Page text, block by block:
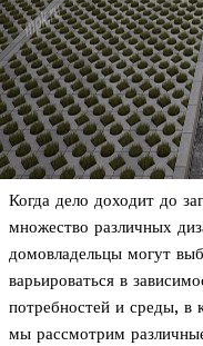
Когда дело доходит до
множество различных
домовладельцы могут
варьироваться в
потребностей и среды, в
мы рассмотрим